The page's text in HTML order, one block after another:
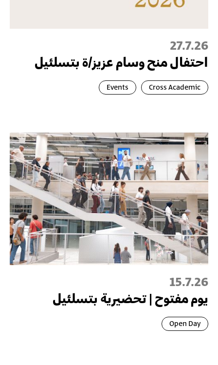
27.7.26
احتفال منح وسام عزيز/ة بتسلئيل
Cross Academic
Events
15.7.26
يوم مفتوح | تحضيرية بتسلئيل
Open Day